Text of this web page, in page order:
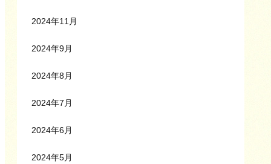
2024年11月
2024年9月
2024年8月
2024年7月
2024年6月
2024年5月